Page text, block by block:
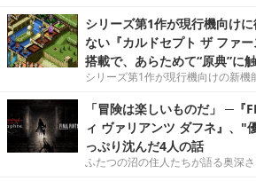
シリーズ第1作が現行機向け
ない『カルドセプト ザ ファ
搭載で、あらためて“原典”に
シリーズ第1作が現行機向けの新機
「冒険は楽しいものだ」 ─『
ィ ヴァリアンツ ダフネ』、"
っぷり沈んだ4人の話
ふたつの沼の住人たちが語る奥深さ